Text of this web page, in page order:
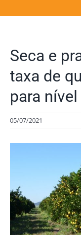
Seca e
taxa de
para
05/07/2021